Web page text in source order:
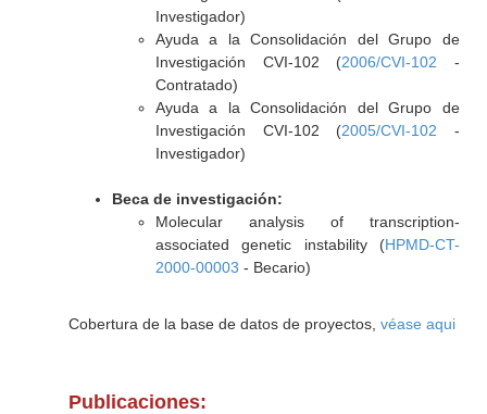
Investigador)
Ayuda a la Consolidación del Grupo de
Investigación CVI-102 (2006/CVI-102 -
Contratado)
Ayuda a la Consolidación del Grupo de
Investigación CVI-102 (2005/CVI-102 -
Investigador)
Beca de investigación:
Molecular analysis of transcription-
associated genetic instability (HPMD-CT-
2000-00003 - Becario)
Cobertura de la base de datos de proyectos, véase aqui
Publicaciones: